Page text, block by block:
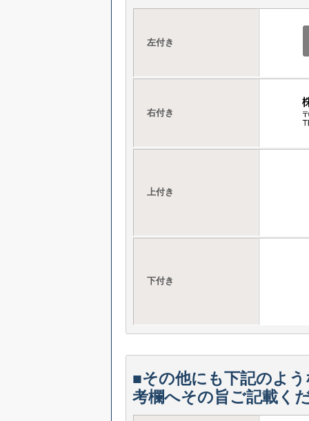
左付き
右付き
上付き
下付き
■その他にも下記のよ
考欄へその旨ご記載く